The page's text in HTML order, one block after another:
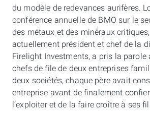
du modèle de redevances aurifères.
conférence annuelle de BMO sur le
des métaux et des minéraux
actuellement président et chef de la
Firelight Investments, a pris la parole
chefs de file de deux entreprises
deux sociétés, chaque père avait
entreprise avant de finalement
l’exploiter et de la faire croître à ses